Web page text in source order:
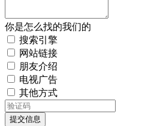
你是怎么找的我们的
搜索引擎
网站链接
朋友介绍
电视广告
其他方式
提交信息